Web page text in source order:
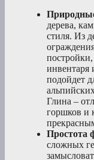
дерева,
стиля. Из
постройки,
инвентаря
подойдет
Глина –
горшков и
Простота
сложных